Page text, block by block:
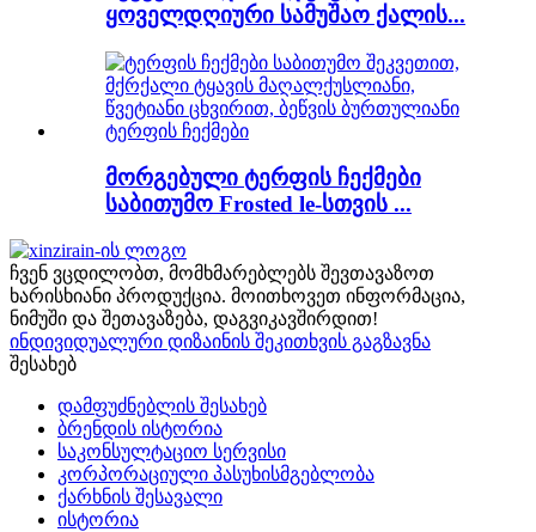
ყოველდღიური სამუშაო ქალის...
მორგებული ტერფის ჩექმები
საბითუმო Frosted le-სთვის ...
ჩვენ ვცდილობთ, მომხმარებლებს შევთავაზოთ
ხარისხიანი პროდუქცია. მოითხოვეთ ინფორმაცია,
ნიმუში და შეთავაზება, დაგვიკავშირდით!
ინდივიდუალური დიზაინის შეკითხვის გაგზავნა
შესახებ
დამფუძნებლის შესახებ
ბრენდის ისტორია
საკონსულტაციო სერვისი
კორპორაციული პასუხისმგებლობა
ქარხნის შესავალი
ისტორია